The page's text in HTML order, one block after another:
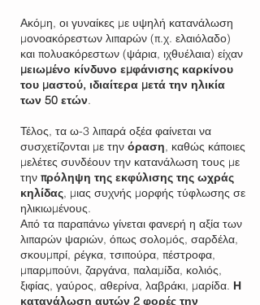
Ακόμη, οι γυναίκες με υψηλή κατανάλωση
μονοακόρεστων λιπαρών (π.χ. ελαιόλαδο)
και πολυακόρεστων (ψάρια, ιχθυέλαια) είχαν
μειωμένο κίνδυνο εμφάνισης καρκίνου
του μαστού, ιδιαίτερα μετά την ηλικία
των 50 ετών.
Τέλος, τα ω-3 λιπαρά οξέα φαίνεται να
συσχετίζονται με την όραση, καθώς κάποιες
μελέτες συνδέουν την κατανάλωση τους με
την πρόληψη της εκφύλισης της ωχράς
κηλίδας, μιας συχνής μορφής τύφλωσης σε
ηλικιωμένους.
Από τα παραπάνω γίνεται φανερή η αξία των
λιπαρών ψαριών, όπως σολομός, σαρδέλα,
σκουμπρί, ρέγκα, τσιπούρα, πέστροφα,
μπαρμπούνι, ζαργάνα, παλαμίδα, κολιός,
ξιφίας, γαύρος, αθερίνα, λαβράκι, μαρίδα. Η
κατανάλωση αυτών 2 φορές την